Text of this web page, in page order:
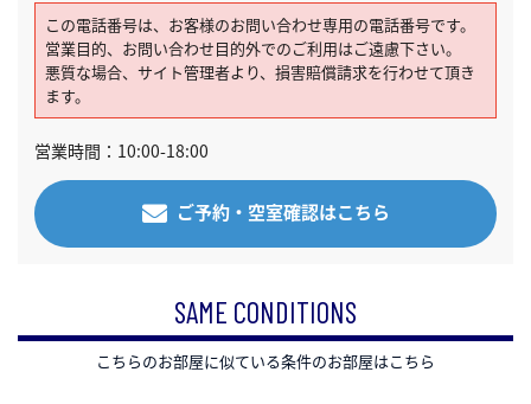
この電話番号は、お客様のお問い合わせ専用の電話番号です。
営業目的、お問い合わせ目的外でのご利用はご遠慮下さい。
悪質な場合、サイト管理者より、損害賠償請求を行わせて頂き
ます。
営業時間：10:00-18:00
ご予約・空室確認はこちら
SAME CONDITIONS
こちらのお部屋に似ている条件のお部屋はこちら